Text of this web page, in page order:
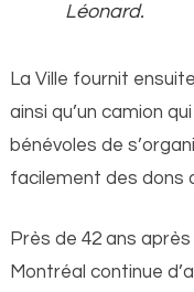
Léonard.
La Ville fournit
ainsi qu’un camion
bénévoles de
facilement des dons
Près de 42 ans
Montréal continue